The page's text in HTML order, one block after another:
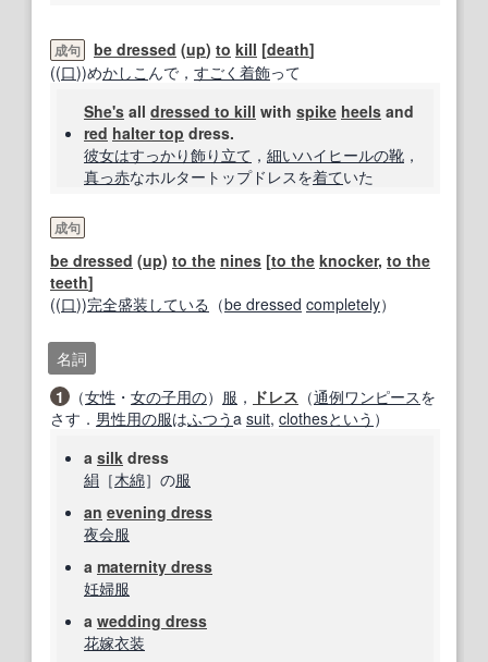
成句 be dressed (up) to kill [death]
((口))めかしこ んで， すごく 着飾って
She's all dressed to kill with spike heels and
red halter top dress.
彼女はすっかり飾り 立て ， 細いハイヒールの靴 ，
真っ赤なホルタートップドレスを着ていた
成句
be dressed (up) to the nines [to the knocker, to the
teeth]
((口))完全盛装 している （be dressed completely）
名詞
1
（女性 ・ 女の子用の） 服 ， ドレス （通例ワンピースを
さす． 男性用の服はふつうa suit, clothesという ）
a silk dress
絹 ［木綿］の服
an evening dress
夜会服
a maternity dress
妊婦服
a wedding dress
花嫁衣装